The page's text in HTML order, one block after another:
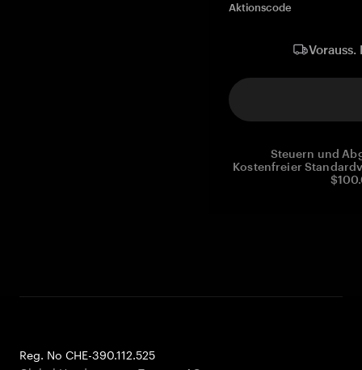
Aktionscode
Steuern und
Kostenfreier
Reg. No CHE-390.112.525